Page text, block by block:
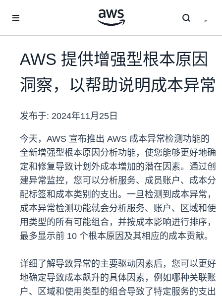
AWS 提供增强型根本原因
洞察，以帮助说明成本异常
发布于: 2024年11月25日
今天，AWS 宣布推出 AWS 成本异常检测功能的
全新增强型根本原因分析功能，使您能够更好地确
定和修复导致计划外成本增加的潜在因素。通过创
建异常监控，您可以分析服务、成员账户、成本分
配标签和成本类别的支出。一旦检测到成本异常，
成本异常检测功能就会分析服务、账户、区域和使
用类型的所有可能组合，并按成本影响进行排序，
最多显示前 10 个根本原因及其相应的成本贡献。
详细了解导致异常的主要驱动因素后，您可以更好
地确定导致成本飙升的具体因素，例如哪种关联账
户、区域和使用类型的组合导致了特定服务的支出